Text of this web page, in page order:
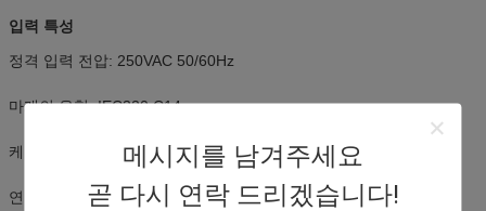
메시지를 남겨주세요
곧 다시 연락 드리겠습니다!
입력 특성
정격 입력 전압: 250VAC 50/60Hz
마개의 유형: IEC320 C14
케이블 명세: 3×1.5mm2
연: 2M